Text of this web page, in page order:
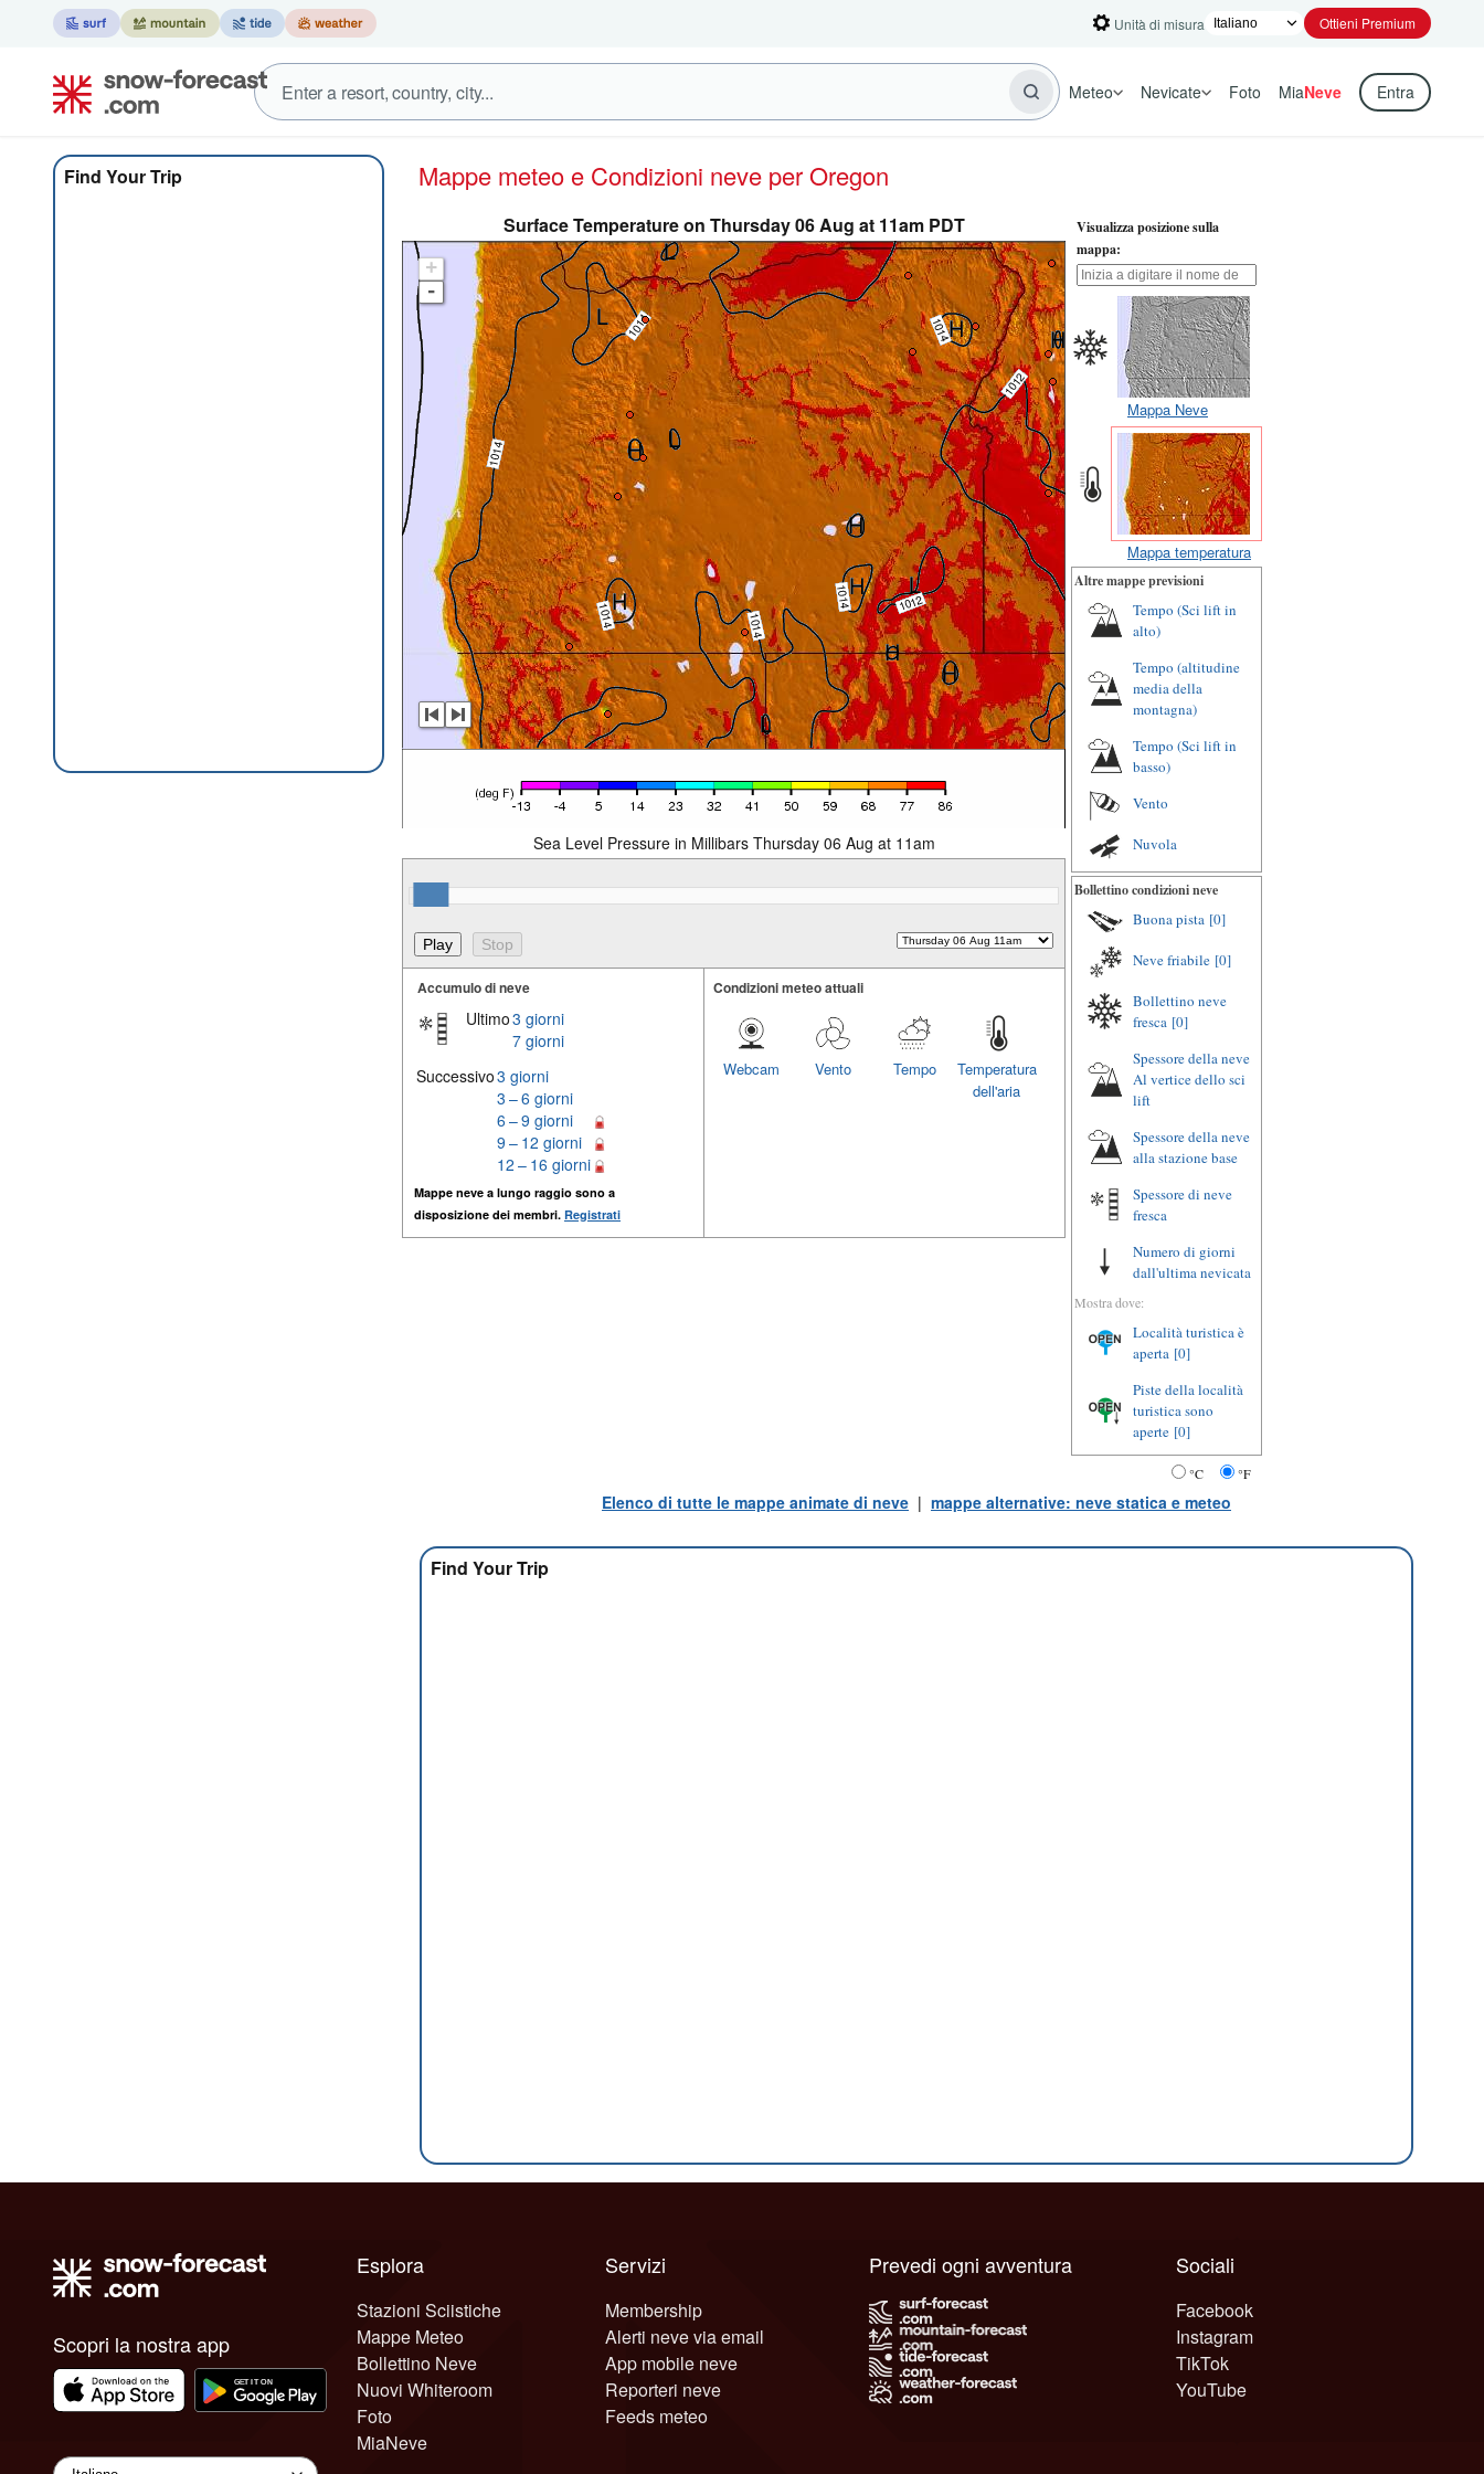
Unità di misura Ottieni Premium
Meteo Nevicate Foto MiaNeve Entra
Find Your Trip Mappe meteo e Condizioni neve per Oregon
Surface Temperature on Thursday 06 Aug at 11am PDT
+
-
Sea Level Pressure in Millibars Thursday 06 Aug at 11am
Accumulo di neve
Ultimo3 giorni
7 giorni
Successivo3 giorni
3 – 6 giorni
6 – 9 giorni
9 – 12 giorni
12 – 16 giorni
Mappe neve a lungo raggio sono a
disposizione dei membri. Registrati
Condizioni meteo attuali
Temperatura
dell'aria
Tempo
Vento
Webcam
Visualizza posizione sulla
mappa:
Mappa Neve
Mappa temperatura
Altre mappe previsioni
Tempo (Sci lift in
alto)
Tempo (altitudine
media della
montagna)
Tempo (Sci lift in
basso)
Vento
Nuvola
Bollettino condizioni neve
Buona pista [0]
Neve friabile [0]
Bollettino neve
fresca [0]
Spessore della neve
Al vertice dello sci
lift
Spessore della neve
alla stazione base
Spessore di neve
fresca
Numero di giorni
dall'ultima nevicata
Mostra dove:
Località turistica è
aperta [0]
Piste della località
turistica sono
aperte [0]
°C °F
Elenco di tutte le mappe animate di neve | mappe alternative: neve statica e meteo
Find Your Trip
Scopri la nostra app
Esplora
Stazioni Sciistiche
Mappe Meteo
Bollettino Neve
Nuovi Whiteroom
Foto
MiaNeve
Servizi
Membership
Alerti neve via email
App mobile neve
Reporteri neve
Feeds meteo
Sociali
Facebook
Instagram
TikTok
YouTube
Prevedi ogni avventura